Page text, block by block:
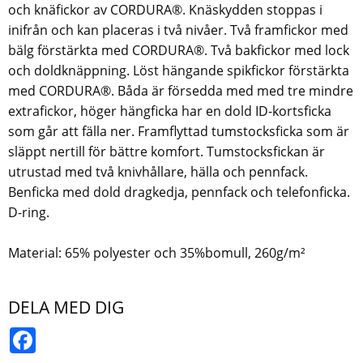
och knäfickor av CORDURA®. Knäskydden stoppas i
inifrån och kan placeras i två nivåer. Två framfickor med
bälg förstärkta med CORDURA®. Två bakfickor med lock
och doldknäppning. Löst hängande spikfickor förstärkta
med CORDURA®. Båda är försedda med med tre mindre
extrafickor, höger hängficka har en dold ID-kortsficka
som går att fälla ner. Framflyttad tumstocksficka som är
släppt nertill för bättre komfort. Tumstocksfickan är
utrustad med två knivhållare, hälla och pennfack.
Benficka med dold dragkedja, pennfack och telefonficka.
D-ring.
Material: 65% polyester och 35%bomull, 260g/m²
DELA MED DIG